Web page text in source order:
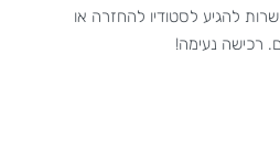
35₪. יש אפשרות להגיע לסטודיו להחזרה או
רכישה נעימה!